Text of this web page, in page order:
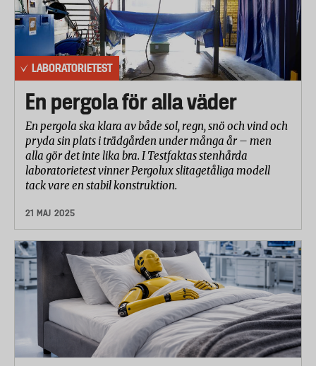
LABORATORIETEST
En pergola för alla väder
En pergola ska klara av både sol, regn, snö och vind och
pryda sin plats i trädgården under många år – men
alla gör det inte lika bra. I Testfaktas stenhårda
laboratorietest vinner Pergolux slitagetåliga modell
tack vare en stabil konstruktion.
21 MAJ 2025